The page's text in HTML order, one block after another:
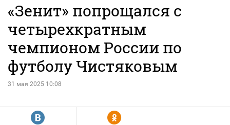
«Зенит» попрощался с
четырехкратным
чемпионом России по
футболу Чистяковым
31 мая 2025 10:08
R Y